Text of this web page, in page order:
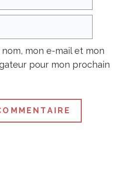
mon e-mail et mon
pour mon prochain